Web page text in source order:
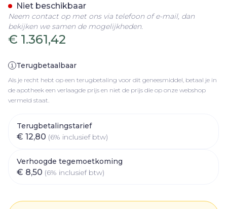
€ 1.361,42
Terugbetaalbaar
Als je recht hebt op een terugbetaling voor dit geneesmiddel, betaal je in
de apotheek een verlaagde prijs en niet de prijs die op onze webshop
vermeld staat.
Terugbetalingstarief
€ 12,80 (6% inclusief btw)
Verhoogde tegemoetkoming
€ 8,50 (6% inclusief btw)
Niet beschikbaar
Neem contact op met ons via telefoon of e-mail, dan
bekijken we samen de mogelijkheden.